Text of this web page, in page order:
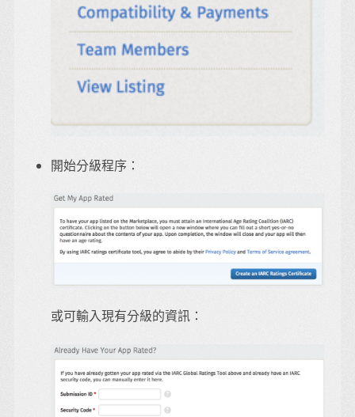
開始分級程序：
或可輸入現有分級的資訊：